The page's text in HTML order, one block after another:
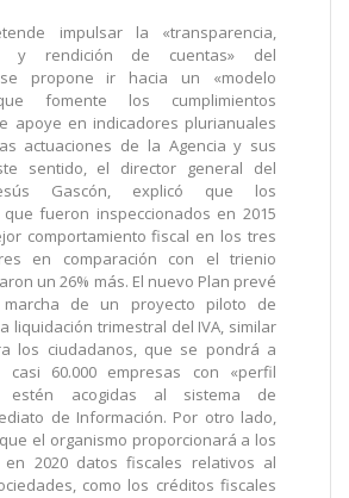
impulsar la «transparencia,
y rendición de cuentas» del
propone ir hacia un «modelo
fomente los cumplimientos
apoye en indicadores plurianuales
actuaciones de la Agencia y sus
sentido, el director general del
Gascón, explicó que los
fueron inspeccionados en 2015
comportamiento fiscal en los tres
en comparación con el trienio
un 26% más. El nuevo Plan prevé
de un proyecto piloto de
liquidación trimestral del IVA, similar
los ciudadanos, que se pondrá a
casi 60.000 empresas con «perfil
estén acogidas al sistema de
de Información. Por otro lado,
el organismo proporcionará a los
en 2020 datos fiscales relativos al
como los créditos fiscales